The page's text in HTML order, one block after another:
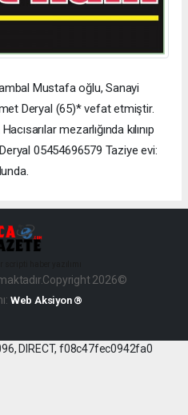
Mustafa oğlu, Sanayi
Deryal (65)* vefat etmiştir.
mezarlığında kılınıp
05454696579 Taziye evi:
2026©
Web Aksiyon ®
DIRECT, f08c47fec0942fa0